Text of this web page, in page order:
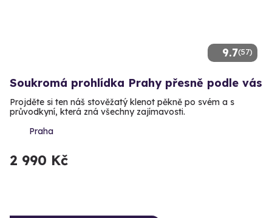
9.7(57)
Soukromá prohlídka Prahy přesně podle vás
Projděte si ten náš stověžatý klenot pěkně po svém a s
průvodkyní, která zná všechny zajímavosti.
Praha
2 990 Kč